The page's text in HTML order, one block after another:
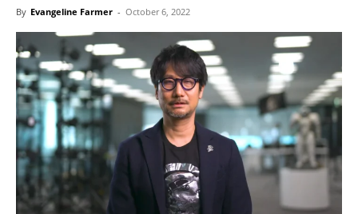
By Evangeline Farmer - October 6, 2022